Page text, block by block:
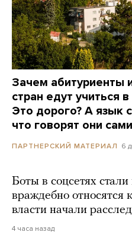
Зачем абитуриенты
стран едут учиться
Это дорого? А язык
что говорят они сами
ПАРТНЕРСКИЙ МАТЕРИАЛ 6
Боты в соцсетях
враждебно относятся
власти начали
4 часа назад